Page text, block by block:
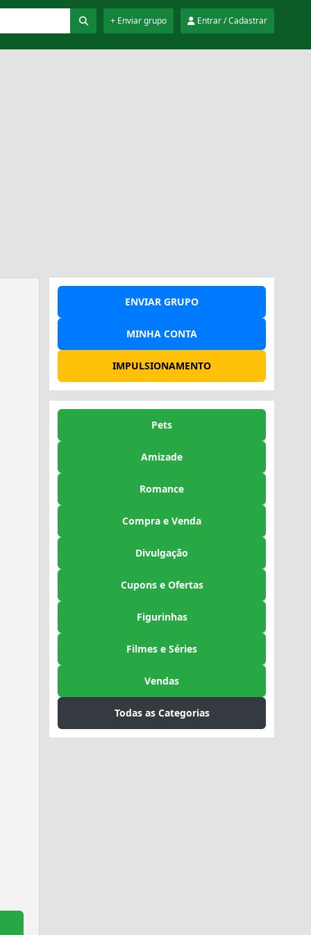
Entrar / Cadastrar
+ Enviar grupo
ENVIAR GRUPO
MINHA CONTA
IMPULSIONAMENTO
Pets
Amizade
Romance
Compra e Venda
Divulgação
Cupons e Ofertas
Figurinhas
Filmes e Séries
Vendas
Todas as Categorias